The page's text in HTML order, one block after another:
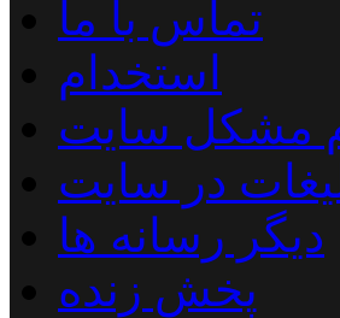
تماس با ما
استخدام
مشکل سایت
در سایت
دیگر رسانه ها
پخش زنده